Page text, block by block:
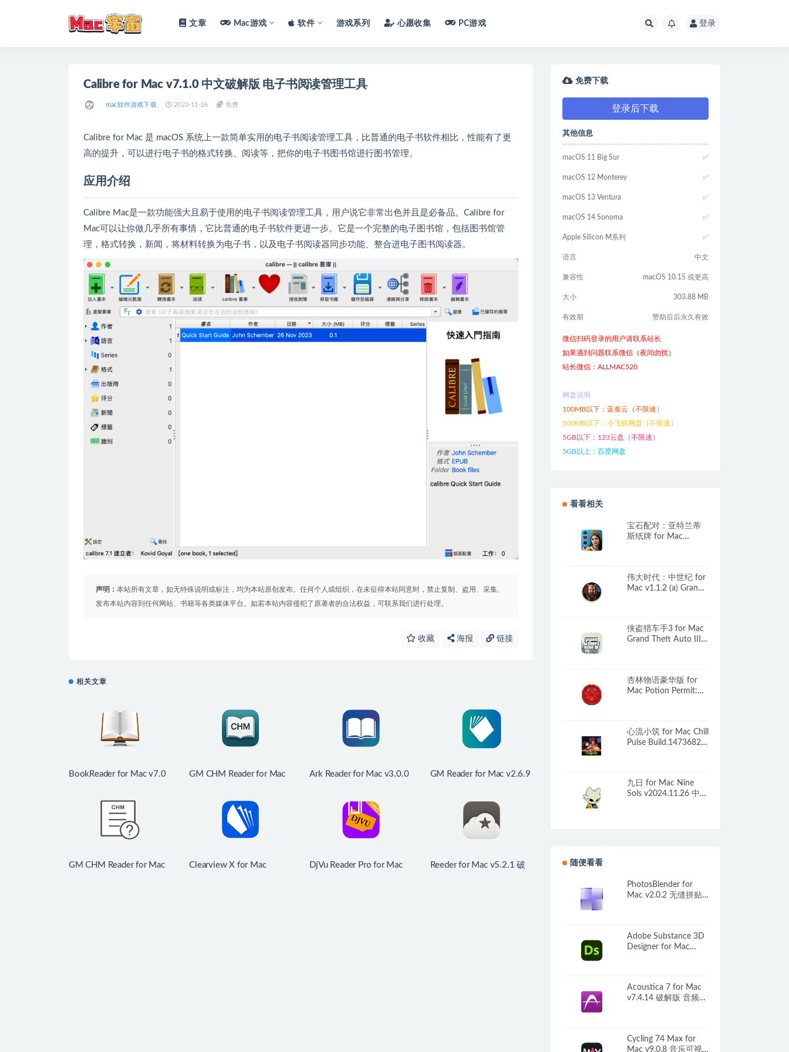
文章 Mac游戏 软件 游戏系列 心愿收集 PC游戏 登录
Calibre for Mac v7.1.0 中文破解版 电子书阅读管理工具
mac软件游戏下载 2023-11-26 免费
Calibre for Mac 是 macOS 系统上一款简单实用的电子书阅读管理工具，比普通的电子书软件相比，性能有了更
高的提升，可以进行电子书的格式转换、阅读等，把你的电子书图书馆进行图书管理。
应用介绍
Calibre Mac是一款功能强大且易于使用的电子书阅读管理工具，用户说它非常出色并且是必备品。Calibre for
Mac可以让你做几乎所有事情，它比普通的电子书软件更进一步。它是一个完整的电子图书馆，包括图书馆管
理，格式转换，新闻，将材料转换为电子书，以及电子书阅读器同步功能、整合进电子图书阅读器。
声明： 本站所有文章，如无特殊说明或标注，均为本站原创发布。任何个人或组织，在未征得本站同意时，禁止复制、盗用、采集、
发布本站内容到任何网站、书籍等各类媒体平台。如若本站内容侵犯了原著者的合法权益，可联系我们进行处理。
收藏 海报 链接
相关文章
BookReader for Mac v7.0
GM CHM Reader for Mac
Ark Reader for Mac v3.0.0
GM Reader for Mac v2.6.9
GM CHM Reader for Mac
Clearview X for Mac
DjVu Reader Pro for Mac
Reeder for Mac v5.2.1 破
免费下载
登录后下载
其他信息
macOS 11 Big Sur ✅
macOS 12 Monterey ✅
macOS 13 Ventura ✅
macOS 14 Sonoma ✅
Apple Silicon M系列 ✅
语言 中文
兼容性 macOS 10.15 或更高
大小 303.88 MB
有效期 赞助后后永久有效
微信扫码登录的用户请联系站长
如果遇到问题联系微信（夜间勿扰）
站长微信：ALLMAC520
网盘说明
100MB以下：蓝奏云（不限速）
500MB以下：小飞机网盘（不限速）
5GB以下：123云盘（不限速）
5GB以上：百度网盘
看看相关
宝石配对：亚特兰蒂
斯纸牌 for Mac
Edition 英文原生版
伟大时代：中世纪 for
Mac v1.1.2 (a) Grand
侠盗猎车手3 for Mac
Grand Theft Auto III
杏林物语豪华版 for
Mac Potion Permit:
心流小筑 for Mac Chill
Pulse Build.14736829
九日 for Mac Nine
Sols v2024.11.26 中文
随便看看
PhotosBlender for
Mac v2.0.2 无缝拼贴
Adobe Substance 3D
Designer for Mac
Acoustica 7 for Mac
v7.4.14 破解版 音频编
Cycling 74 Max for
Mac v9.0.8 音乐可视